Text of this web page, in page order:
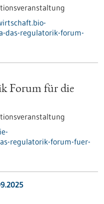
das-regulatorik-forum-
Forum für die
regulatorik-forum-fuer-